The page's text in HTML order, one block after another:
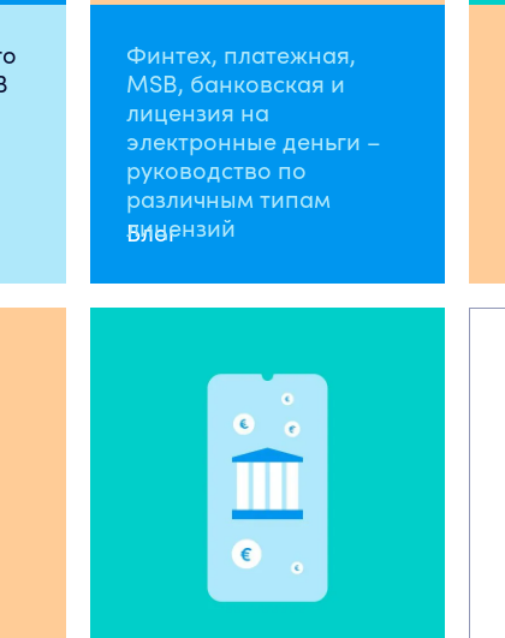
Финтех, платежная,
MSB, банковская и
лицензия на
электронные деньги –
руководство по
различным типам
лицензий
Блог